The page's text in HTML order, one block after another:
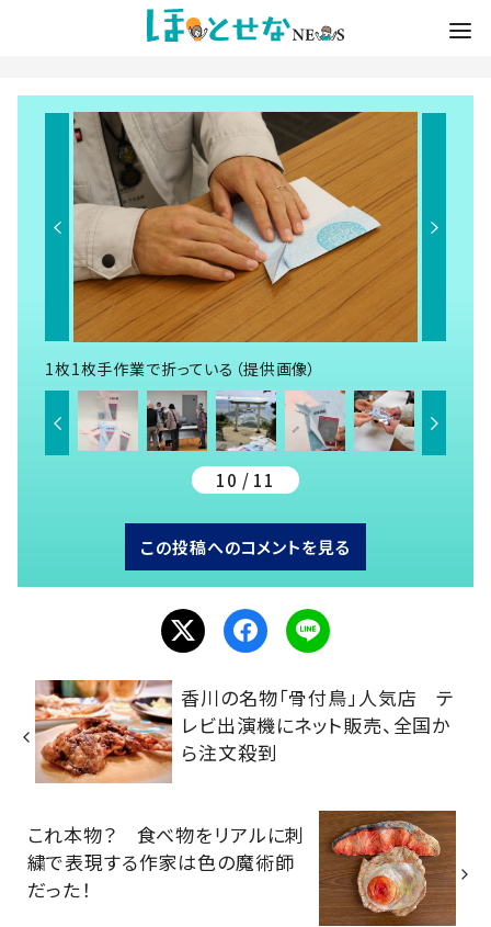
1枚1枚手作業で折っている（提供画像）
10 / 11
この投稿へのコメントを見る
香川の名物「骨付鳥」人気店 テ
レビ出演機にネット販売、全国か
ら注文殺到
これ本物？ 食べ物をリアルに刺
繍で表現する作家は色の魔術師
だった！